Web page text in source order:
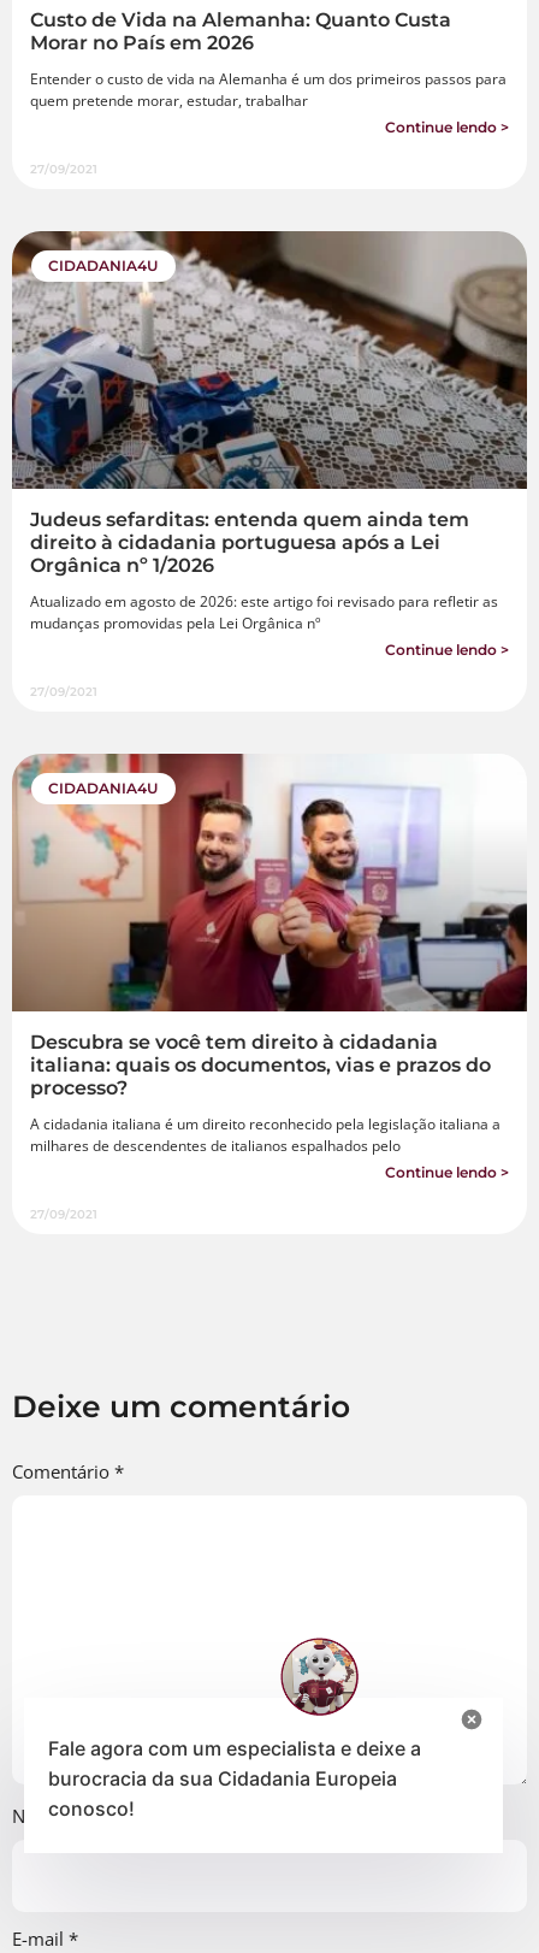
Custo de Vida na Alemanha: Quanto Custa
Morar no País em 2026
Entender o custo de vida na Alemanha é um dos primeiros passos para
quem pretende morar, estudar, trabalhar
Continue lendo >
27/09/2021
CIDADANIA4U
Judeus sefarditas: entenda quem ainda tem
direito à cidadania portuguesa após a Lei
Orgânica nº 1/2026
Atualizado em agosto de 2026: este artigo foi revisado para refletir as
mudanças promovidas pela Lei Orgânica nº
Continue lendo >
27/09/2021
CIDADANIA4U
Descubra se você tem direito à cidadania
italiana: quais os documentos, vias e prazos do
processo?
A cidadania italiana é um direito reconhecido pela legislação italiana a
milhares de descendentes de italianos espalhados pelo
Continue lendo >
27/09/2021
Deixe um comentário
Comentário *
Nome*
E-mail *
Fale agora com um especialista e deixe a
burocracia da sua Cidadania Europeia
conosco!